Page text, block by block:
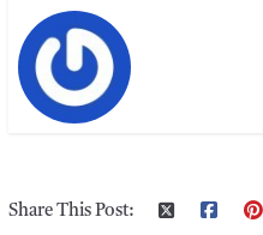
Share This Post: